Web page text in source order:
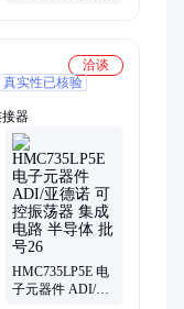
洽谈
真实性已核验
器
HMC735LP5E 电
子元器件 ADI/亚